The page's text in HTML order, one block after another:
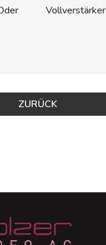
Vollverstärker
ZURÜCK